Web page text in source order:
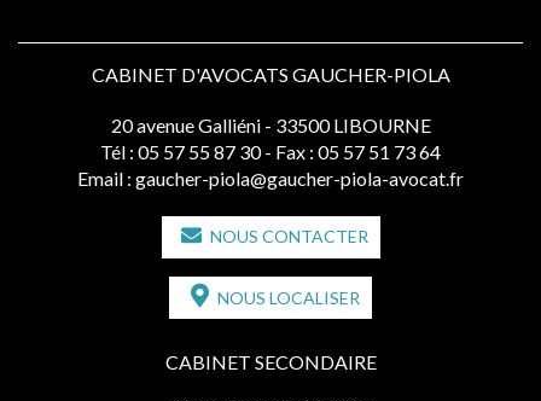
CABINET D'AVOCATS GAUCHER-PIOLA
20 avenue Galliéni - 33500 LIBOURNE
Tél : 05 57 55 87 30 - Fax : 05 57 51 73 64
Email : gaucher-piola@gaucher-piola-avocat.fr
NOUS CONTACTER
NOUS LOCALISER
CABINET SECONDAIRE